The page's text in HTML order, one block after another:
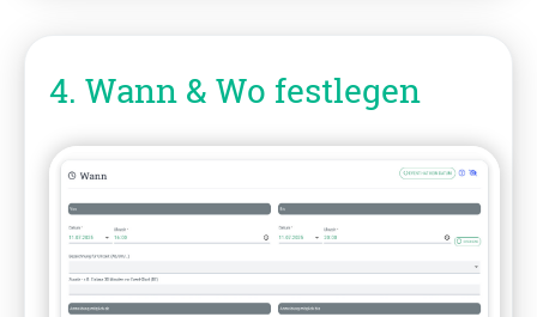
4. Wann & Wo festlegen